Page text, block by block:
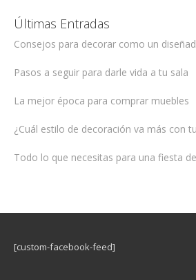
Últimas Entradas
Consejos para decorar como un
Pasos a seguir para darle vida a tu sala
La mejor época para comprar muebles
¿Cuál estilo de decoración va más con
Todo lo que necesitas para una fiesta
[custom-facebook-feed]